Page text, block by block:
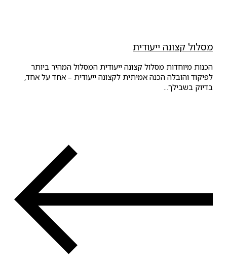
מסלול קצונה ייעודית
הכנות מיוחדות מסלול קצונה ייעודית המסלול המהיר ביותר
לפיקוד והובלה הכנה אמיתית לקצונה ייעודית – אחד על אחד,
בדיוק בשבילך...